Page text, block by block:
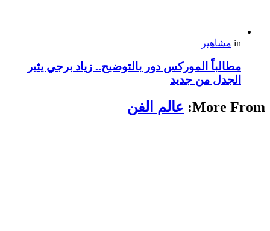
in مشاهير
مطالباً الموركس دور بالتوضيح.. زياد برجي يثير
الجدل من جديد
More From: عالم الفن